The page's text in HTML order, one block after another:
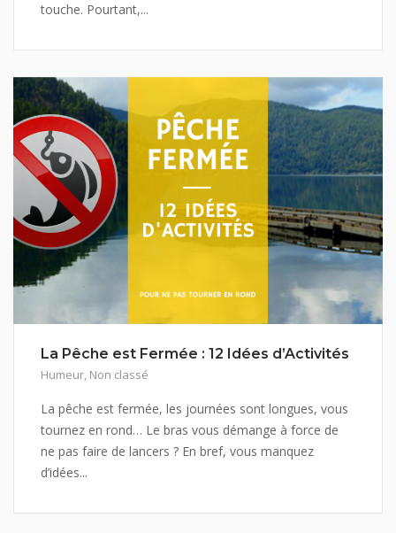
touche. Pourtant,...
La Pêche est Fermée : 12 Idées d’Activités
Humeur, Non classé
La pêche est fermée, les journées sont longues, vous
tournez en rond… Le bras vous démange à force de
ne pas faire de lancers ? En bref, vous manquez
d’idées...